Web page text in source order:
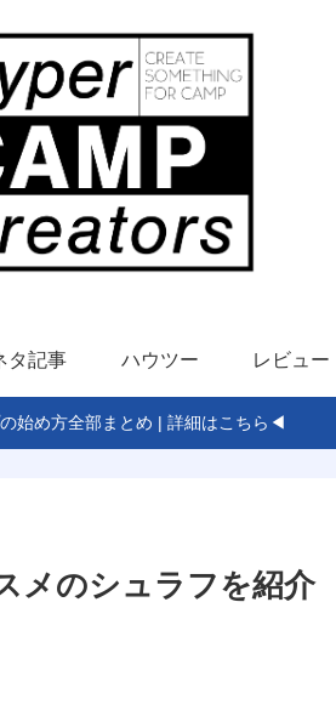
タ記事 ハウツー レビュー
始め方全部まとめ | 詳細はこちら◀
メのシュラフを紹介